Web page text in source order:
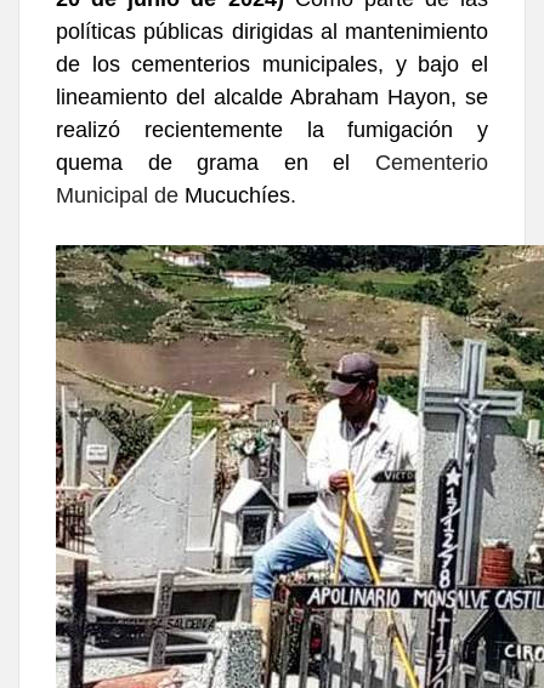
políticas públicas dirigidas al mantenimiento
de los cementerios municipales, y bajo el
lineamiento del alcalde Abraham Hayon, se
realizó recientemente la fumigación y
quema de grama en el Cementerio
Municipal de Mucuchíes.